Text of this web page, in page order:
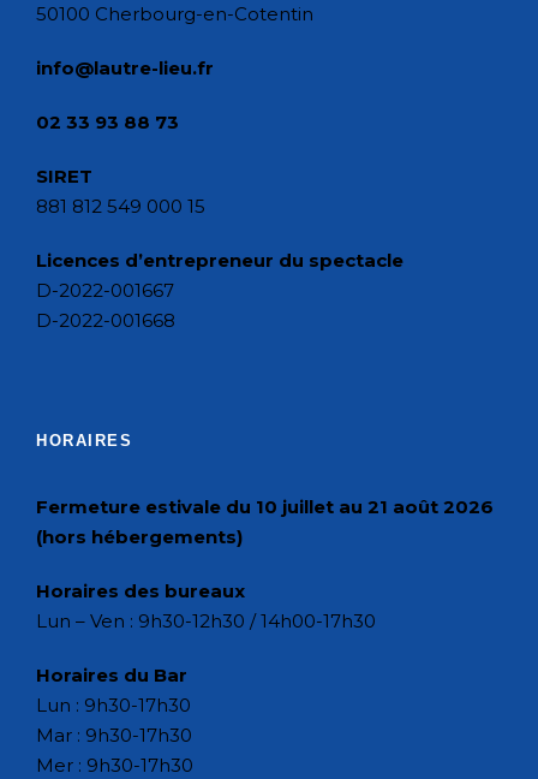
50100 Cherbourg-en-Cotentin
info@lautre-lieu.fr
02 33 93 88 73
SIRET
881 812 549 000 15
Licences d’entrepreneur du spectacle
D-2022-001667
D-2022-001668
HORAIRES
Fermeture estivale du 10 juillet au 21 août 2026
(hors hébergements)
Horaires des bureaux
Lun – Ven : 9h30-12h30 / 14h00-17h30
Horaires du Bar
Lun : 9h30-17h30
Mar : 9h30-17h30
Mer : 9h30-17h30